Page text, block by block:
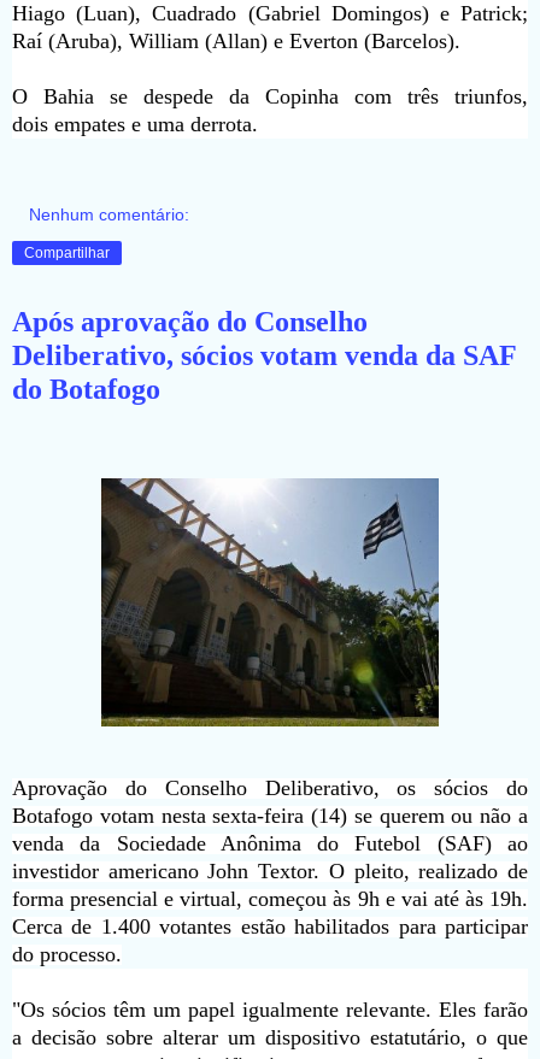
Hiago (Luan), Cuadrado (Gabriel Domingos) e Patrick;
Raí (Aruba), William (Allan) e Everton (Barcelos).
O Bahia se despede da Copinha com três triunfos,
dois empates e uma derrota.
Nenhum comentário:
Compartilhar
Após aprovação do Conselho
Deliberativo, sócios votam venda da SAF
do Botafogo
Aprovação do Conselho Deliberativo, os sócios do
Botafogo votam nesta sexta-feira (14) se querem ou não a
venda da Sociedade Anônima do Futebol (SAF) ao
investidor americano John Textor. O pleito, realizado de
forma presencial e virtual, começou às 9h e vai até às 19h.
Cerca de 1.400 votantes estão habilitados para participar
do processo.
"Os sócios têm um papel igualmente relevante. Eles farão
a decisão sobre alterar um dispositivo estatutário, o que